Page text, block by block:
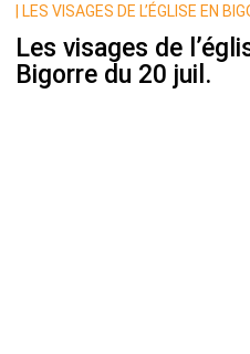
LES VISAGES DE L’ÉGLISE EN
Les visages de
Bigorre du 20 juil.